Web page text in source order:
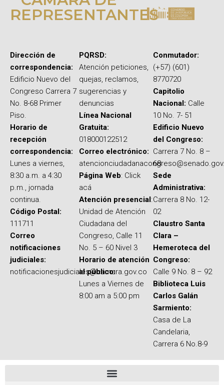
REPRESENTANTES
Dirección de
correspondencia:
Edificio Nuevo del
Congreso Carrera 7
No. 8-68 Primer
Piso.
Horario de
recepción
correspondencia:
Lunes a viernes,
8:30 a.m. a 4:30
p.m., jornada
continua.
Código Postal:
111711
Correo
notificaciones
judiciales:
notificacionesjudiciales@camara.gov.co
PQRSD:
Atención peticiones,
quejas, reclamos,
sugerencias y
denuncias
Línea Nacional
Gratuita:
018000122512
Correo electrónico:
Página Web: Click
acá
Atención presencial:
Unidad de Atención
Ciudadana del
Congreso, Calle 11
No. 5 – 60 Nivel 3
Horario de atención
al público:
Lunes a Viernes de
8:00 am a 5:00 pm
Conmutador:
(+57) (601)
8770720
Capitolio
Nacional: Calle
10 No. 7- 51
Edificio Nuevo
del Congreso:
Carrera 7 No. 8 –
68
Sede
Administrativa:
Carrera 8 No. 12-
02
Claustro Santa
Clara –
Hemeroteca del
Congreso:
Calle 9 No. 8 – 92
Biblioteca Luis
Carlos Galán
Sarmiento:
Casa de La
Candelaria,
Carrera 6 No.8-9